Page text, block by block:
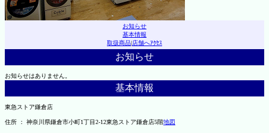
お知らせ
基本情報
取扱商品|店舗へｱｸｾｽ
お知らせ
お知らせはありません。
基本情報
東急ストア鎌倉店
住所 ： 神奈川県鎌倉市小町1丁目2-12東急ストア鎌倉店5階地図